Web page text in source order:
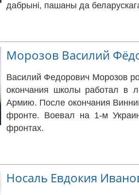
дабрыні, пашаны да
Морозов Василий
Василий Федорович Морозов
окончания школы работал в
Армию. После окончания
фронте. Воевал на 1-м
фронтах.
Носаль Евдокия